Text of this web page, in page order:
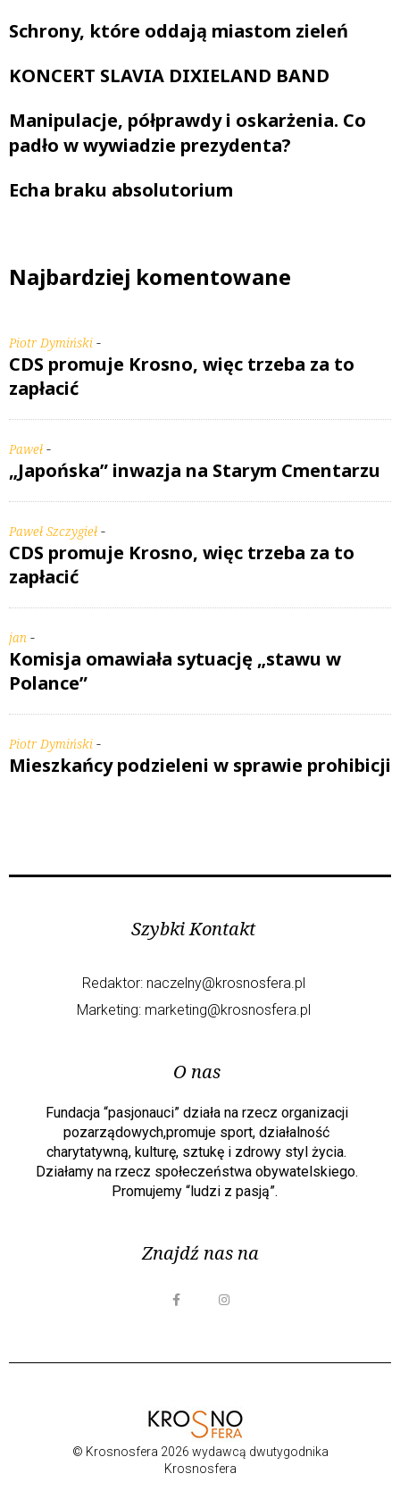
Schrony, które oddają miastom zieleń
KONCERT SLAVIA DIXIELAND BAND
Manipulacje, półprawdy i oskarżenia. Co
padło w wywiadzie prezydenta?
Echa braku absolutorium
Najbardziej komentowane
Piotr Dymiński -
CDS promuje Krosno, więc trzeba za to
zapłacić
Paweł -
„Japońska” inwazja na Starym Cmentarzu
Paweł Szczygieł -
CDS promuje Krosno, więc trzeba za to
zapłacić
jan -
Komisja omawiała sytuację „stawu w
Polance”
Piotr Dymiński -
Mieszkańcy podzieleni w sprawie prohibicji
Szybki Kontakt
Redaktor: naczelny@krosnosfera.pl
Marketing: marketing@krosnosfera.pl
O nas
Fundacja “pasjonauci” działa na rzecz organizacji
pozarządowych,promuje sport, działalność
charytatywną, kulturę, sztukę i zdrowy styl życia.
Działamy na rzecz społeczeństwa obywatelskiego.
Promujemy “ludzi z pasją”.
Znajdź nas na
© Krosnosfera 2026 wydawcą dwutygodnika
Krosnosfera